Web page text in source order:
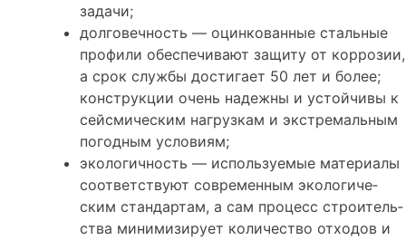
зада­чи;
дол­го­веч­ность — оцин­ко­ван­ные сталь­ные
про­фи­ли обес­пе­чи­ва­ют защи­ту от кор­ро­зии,
а срок служ­бы дости­га­ет 50 лет и более;
кон­струк­ции очень надеж­ны и устой­чи­вы к
сей­сми­че­ским нагруз­кам и экс­тре­маль­ным
погод­ным усло­ви­ям;
эко­ло­гич­ность — исполь­зу­е­мые мате­ри­а­лы
соот­вет­ству­ют совре­мен­ным эко­ло­ги­че­
ским стан­дар­там, а сам про­цесс стро­и­тель­
ства мини­ми­зи­ру­ет коли­че­ство отхо­дов и